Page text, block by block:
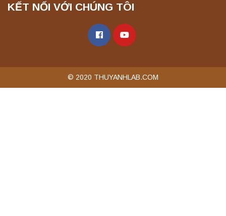
KẾT NỐI VỚI CHÚNG TÔI
© 2020 THUYANHLAB.COM